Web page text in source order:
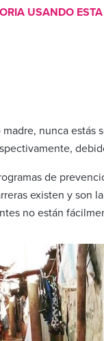
USANDO
nunca
de
existen y
no están